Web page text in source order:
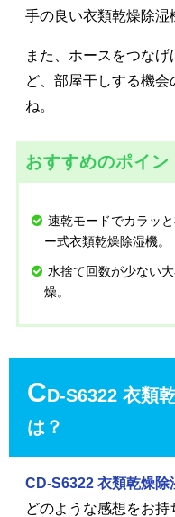
手の良い衣類乾燥除湿
また、ホースをつな
ど、部屋干しする機
ね。
おすすめのポイン
速乾モードでカラッ
ー式衣類乾燥除湿機。
水捨て回数が少ない
燥。
CD-S6322 衣類
は？
CD-S6322 衣類乾燥除
どのような感想をお